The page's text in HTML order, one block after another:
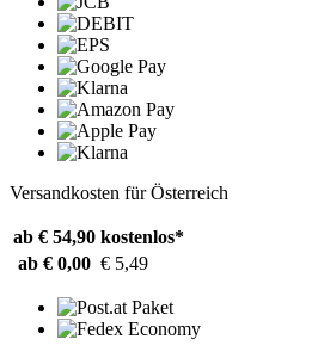
Versandkosten für Österreich
ab € 54,90 kostenlos*
ab € 0,00 € 5,49